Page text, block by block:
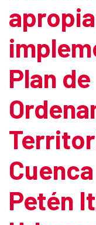
Plan de
Petén